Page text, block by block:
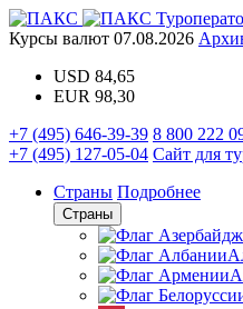
Курсы валют 07.08.2026
USD 84,65
EUR 98,30
+7 (495) 646-39-39 8 800 222
+7 (495) 127-05-04 Сайт для
Страны Подробнее
Страны